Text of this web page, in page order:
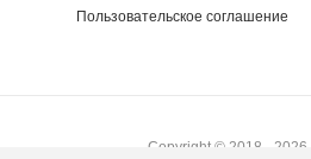
Пользовательское соглашение
Copyright © 2018 - 2026